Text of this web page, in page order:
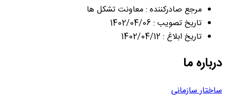
مرجع صادرکننده : معاونت تشکل ها
تاریخ تصویب : 1402/04/06
تاریخ ابلاغ : 1402/04/12
درباره ما
ساختار سازمانی